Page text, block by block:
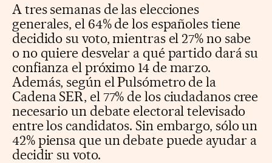
A tres semanas de las elecciones
generales, el 64% de los españoles tiene
decidido su voto, mientras el 27% no sabe
o no quiere desvelar a qué partido dará su
confianza el próximo 14 de marzo.
Además, según el Pulsómetro de la
Cadena SER, el 77% de los ciudadanos cree
necesario un debate electoral televisado
entre los candidatos. Sin embargo, sólo un
42% piensa que un debate puede ayudar a
decidir su voto.